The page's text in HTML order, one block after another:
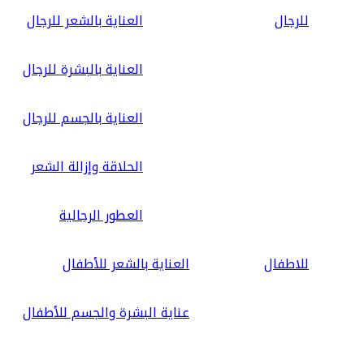
للرجال
العناية بالشعر للرجال
العناية بالبشرة للرجال
العناية بالجسم للرجال
الحلاقة وإزالة الشعر
العطور الرجالية
للاطفال
العناية بالشعر للأطفال
عناية البشرة والجسم للأطفال